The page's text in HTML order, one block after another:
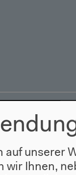
auf unserer
wir Ihnen,